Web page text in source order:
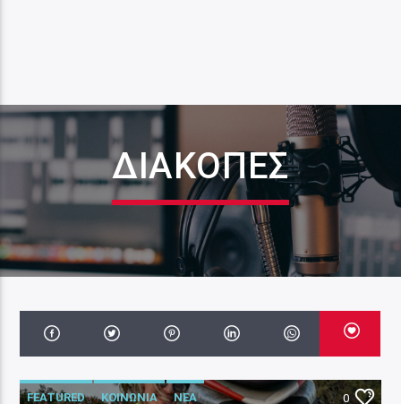
ΔΙΑΚΟΠΕΣ
FEATURED ΚΟΙΝΩΝΙΑ ΝΕΑ 0